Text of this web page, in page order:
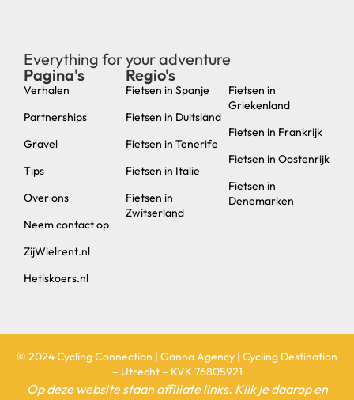
Everything for your adventure
Pagina's
Verhalen
Partnerships
Gravel
Tips
Over ons
Neem contact op
ZijWielrent.nl
Hetiskoers.nl
Regio's
Fietsen in Spanje
Fietsen in Duitsland
Fietsen in Tenerife
Fietsen in Italie
Fietsen in
Zwitserland
Fietsen in
Griekenland
Fietsen in Frankrijk
Fietsen in Oostenrijk
Fietsen in
Denemarken
© 2024 Cycling Connection | Ganna Agency | Cycling Destination
– Utrecht – KVK 76805921
Op deze website staan affiliate links. Klik je daarop en